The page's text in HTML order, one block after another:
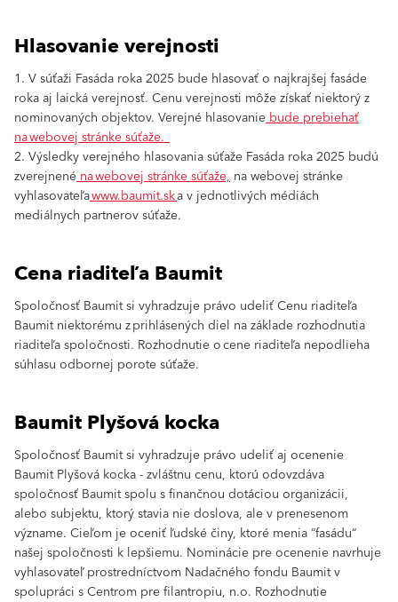
Hlasovanie verejnosti
1. V súťaži Fasáda roka 2025 bude hlasovať o najkrajšej fasáde
roka aj laická verejnosť. Cenu verejnosti môže získať niektorý z
nominovaných objektov. Verejné hlasovaniebude prebiehať
na webovej stránke súťaže.
2. Výsledky verejného hlasovania súťaže Fasáda roka 2025 budú
zverejnenéna webovej stránke súťaže, na webovej stránke
vyhlasovateľawww.baumit.ska v jednotlivých médiách
mediálnych partnerov súťaže.
Cena riaditeľa Baumit
Spoločnosť Baumit si vyhradzuje právo udeliť Cenu riaditeľa
Baumit niektorému z prihlásených diel na základe rozhodnutia
riaditeľa spoločnosti. Rozhodnutie o cene riaditeľa nepodlieha
súhlasu odbornej porote súťaže.
Baumit Plyšová kocka
Spoločnosť Baumit si vyhradzuje právo udeliť aj ocenenie
Baumit Plyšová kocka - zvláštnu cenu, ktorú odovzdáva
spoločnosť Baumit spolu s finančnou dotáciou organizácii,
alebo subjektu, ktorý stavia nie doslova, ale v prenesenom
význame. Cieľom je oceniť ľudské činy, ktoré menia “fasádu“
našej spoločnosti k lepšiemu. Nominácie pre ocenenie navrhuje
vyhlasovateľ prostredníctvom Nadačného fondu Baumit v
spolupráci s Centrom pre filantropiu, n.o. Rozhodnutie